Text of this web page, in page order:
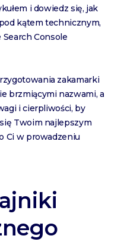
i dowiedz się, jak
kątem technicznym,
Console
zakamarki
brzmiącymi nazwami, a
i cierpliwości, by
Twoim najlepszym
Ci w prowadzeniu